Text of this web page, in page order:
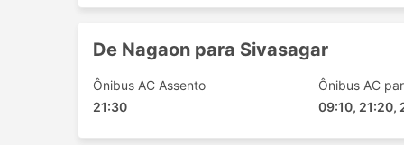
De Nagaon para Sivasagar
Ônibus AC Assento
21:30
Ônibus AC
09:10, 21:20,